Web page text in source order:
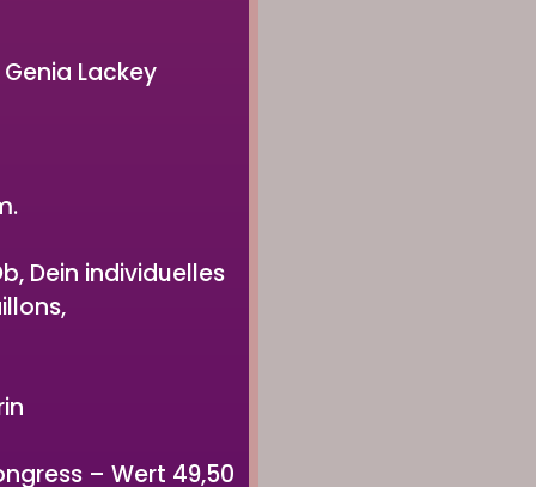
Lackey
Dein individuelles
– Wert 49,50